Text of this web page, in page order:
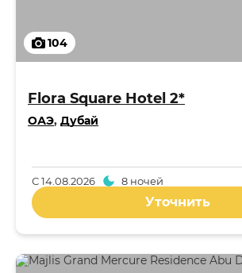
104
Flora Square Hotel 2*
ОАЭ, Дубай
С14.08.2026 8 ночей
Уточнить